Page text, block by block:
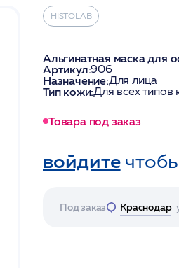
HISTOLAB
Альгинатная маска для
Артикул:906
Назначение:Для лица
Тип кожи:Для всех типов
Товара под заказ
войдите
Под заказ Краснодар